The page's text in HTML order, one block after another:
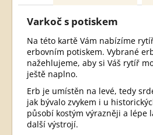
Varkoč s potiskem
Na této kartě Vám nabízíme
erbovním potiskem. Vybrané
nažehlujeme, aby si Váš rytíř
ještě naplno.
Erb je umístěn na levé, tedy
jak bývalo zvykem i u
působí kostým výrazněji a lépe
další výstrojí.